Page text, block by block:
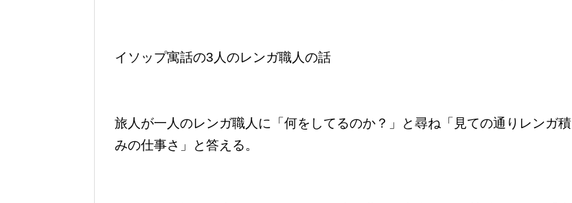
イソップ寓話の3人のレンガ職人の話
旅人が一人のレンガ職人に「何をしてるのか？」と尋ね「見ての通りレンガ積
みの仕事さ」と答える。